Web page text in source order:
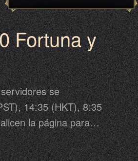
Fortuna y
se
14:35 (HKT), 8:35
la página para
puede ser anterior o
tomen el anuncio de